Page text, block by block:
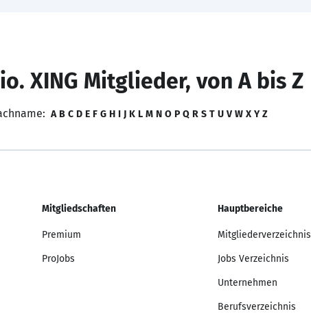
XING Mitglieder, von A bis Z
A B C D E F G H I J K L M N O P Q R S T U V W X Y Z
Mitgliedschaften
Premium
ProJobs
Hauptbereiche
Mitgliederverzeichnis
Jobs Verzeichnis
Unternehmen
Berufsverzeichnis